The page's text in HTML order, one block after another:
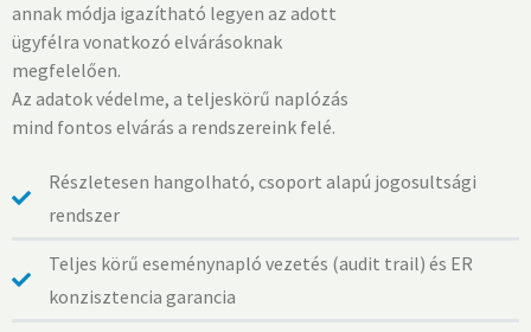
annak módja igazítható legyen az adott
ügyfélra vonatkozó elvárásoknak
megfelelően.
Az adatok védelme, a teljeskörű naplózás
mind fontos elvárás a rendszereink felé.
Részletesen hangolható, csoport alapú jogosultsági
rendszer
Teljes körű eseménynapló vezetés (audit trail) és ER
konzisztencia garancia